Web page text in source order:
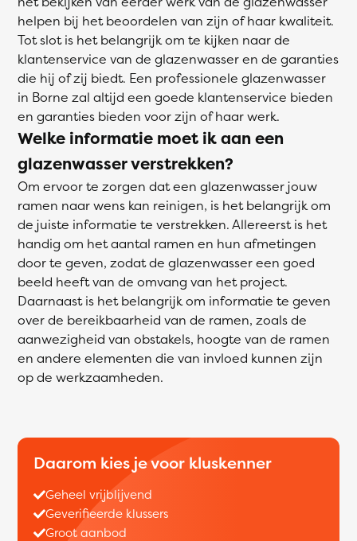
helpen bij het beoordelen van zijn of haar kwaliteit.
Tot slot is het belangrijk om te kijken naar de
klantenservice van de glazenwasser en de garanties
die hij of zij biedt. Een professionele glazenwasser
in Borne zal altijd een goede klantenservice bieden
en garanties bieden voor zijn of haar werk.
Welke informatie moet ik aan een
glazenwasser verstrekken?
Om ervoor te zorgen dat een glazenwasser jouw
ramen naar wens kan reinigen, is het belangrijk om
de juiste informatie te verstrekken. Allereerst is het
handig om het aantal ramen en hun afmetingen
door te geven, zodat de glazenwasser een goed
beeld heeft van de omvang van het project.
Daarnaast is het belangrijk om informatie te geven
over de bereikbaarheid van de ramen, zoals de
aanwezigheid van obstakels, hoogte van de ramen
en andere elementen die van invloed kunnen zijn
op de werkzaamheden.
Daarom kies je voor kluskenner
Geheel vrijblijvend
Geverifieerde klussers
Groot aanbod